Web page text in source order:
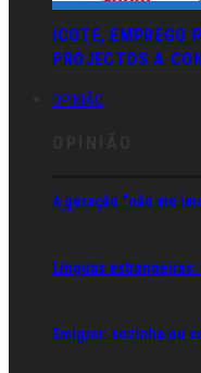
ICOTE, EMPREGO
PROJECTOS A
OPINIÃO
A geração “não me
Línguas
Emigrar: sozinho ou